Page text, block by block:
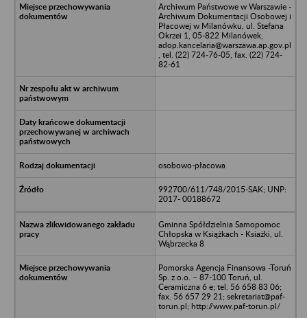
Archiwum Państwowe w Warszawie -
Archiwum Dokumentacji Osobowej i
Płacowej w Milanówku, ul. Stefana
Okrzei 1, 05-822 Milanówek,
adop.kancelaria@warszawa.ap.gov.pl
, tel. (22) 724-76-05, fax. (22) 724-
82-61
osobowo-płacowa
992700/611/748/2015-SAK; UNP:
2017- 00188672
Gminna Spółdzielnia Samopomoc
Chłopska w Książkach - Ksiażki, ul.
Wąbrzecka 8
Pomorska Agencja Finansowa -Toruń
Sp. z o.o. – 87-100 Toruń, ul.
Ceramiczna 6 e; tel. 56 658 83 06;
fax. 56 657 29 21; sekretariat@paf-
torun.pl; http://www.paf-torun.pl/